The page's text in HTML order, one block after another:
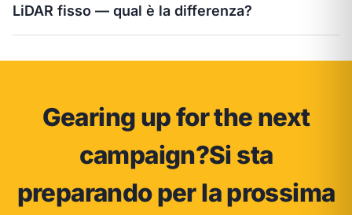
LiDAR fisso — qual è la differenza?
Gearing up for the next
campaign?Si sta
preparando per la prossima